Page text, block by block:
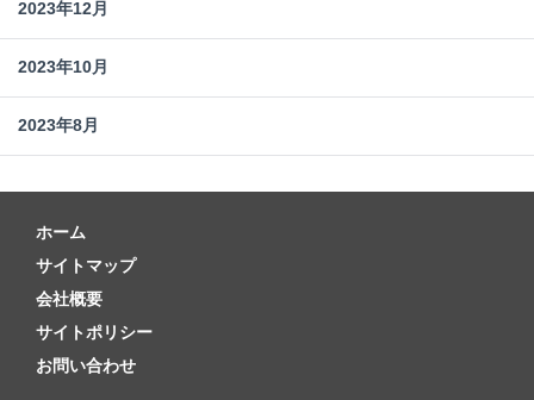
2023年12月
2023年10月
2023年8月
ホーム
サイトマップ
会社概要
サイトポリシー
お問い合わせ